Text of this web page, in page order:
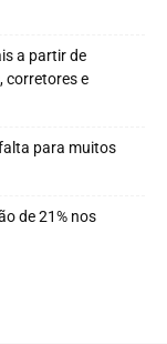
a partir de
corretores e
para muitos
de 21% nos